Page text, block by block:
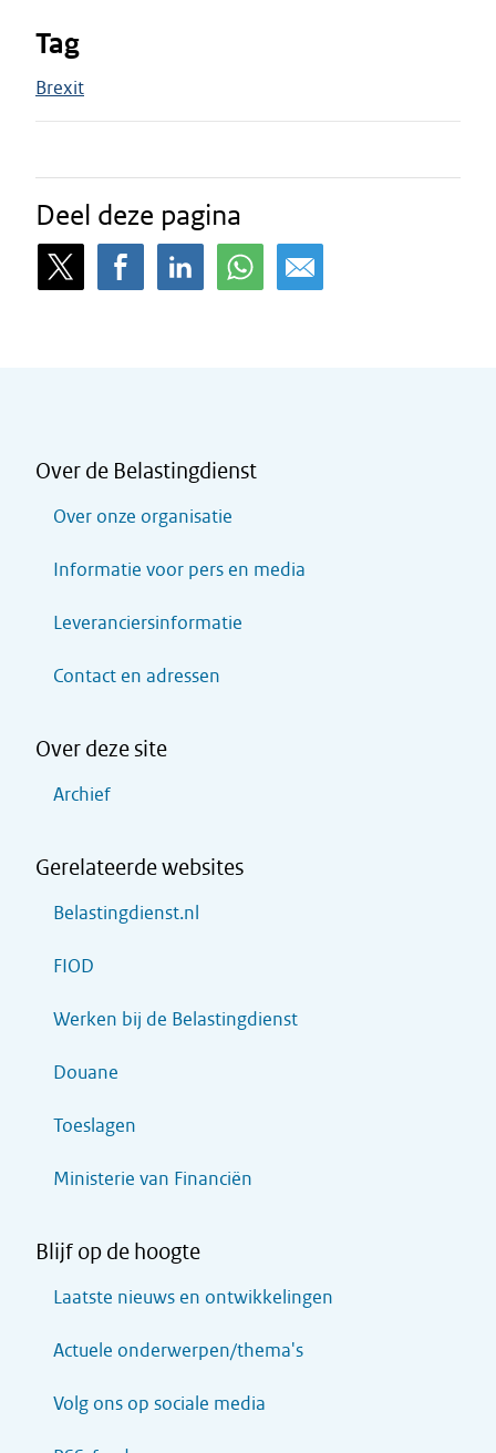
Tag
Brexit
Deel deze pagina
Over de Belastingdienst
Over onze organisatie
Informatie voor pers en media
Leveranciersinformatie
Contact en adressen
Over deze site
Archief
Gerelateerde websites
Belastingdienst.nl
FIOD
Werken bij de Belastingdienst
Douane
Toeslagen
Ministerie van Financiën
Blijf op de hoogte
Laatste nieuws en ontwikkelingen
Actuele onderwerpen/thema's
Volg ons op sociale media